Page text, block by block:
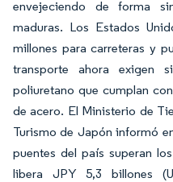
envejeciendo de forma
maduras. Los Estados
millones para carreteras y
transporte ahora exigen
poliuretano que cumplan
de acero. El Ministerio de
Turismo de Japón informó
puentes del país superan
libera JPY 5,3 billones